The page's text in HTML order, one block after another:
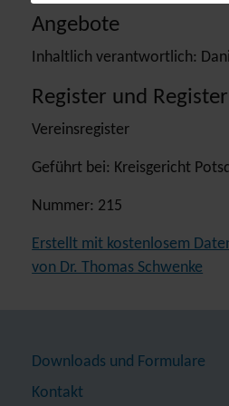
Angebote
Inhaltlich verantwortlich:
Register und
Vereinsregister
Geführt bei: Kreisgericht
Nummer: 215
Erstellt mit kostenlosem
von Dr. Thomas Schwenke
Downloads und Formulare
Kontakt